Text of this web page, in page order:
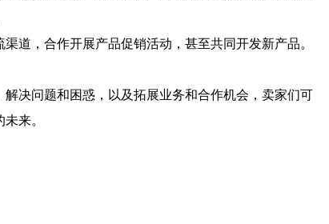
道，合作开展产品促销活动，甚至共同开发新产品。
决问题和困惑，以及拓展业务和合作机会，卖家们可
来。